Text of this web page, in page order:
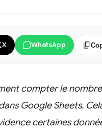
X WhatsApp
compter le
Google Sheets.
certaines